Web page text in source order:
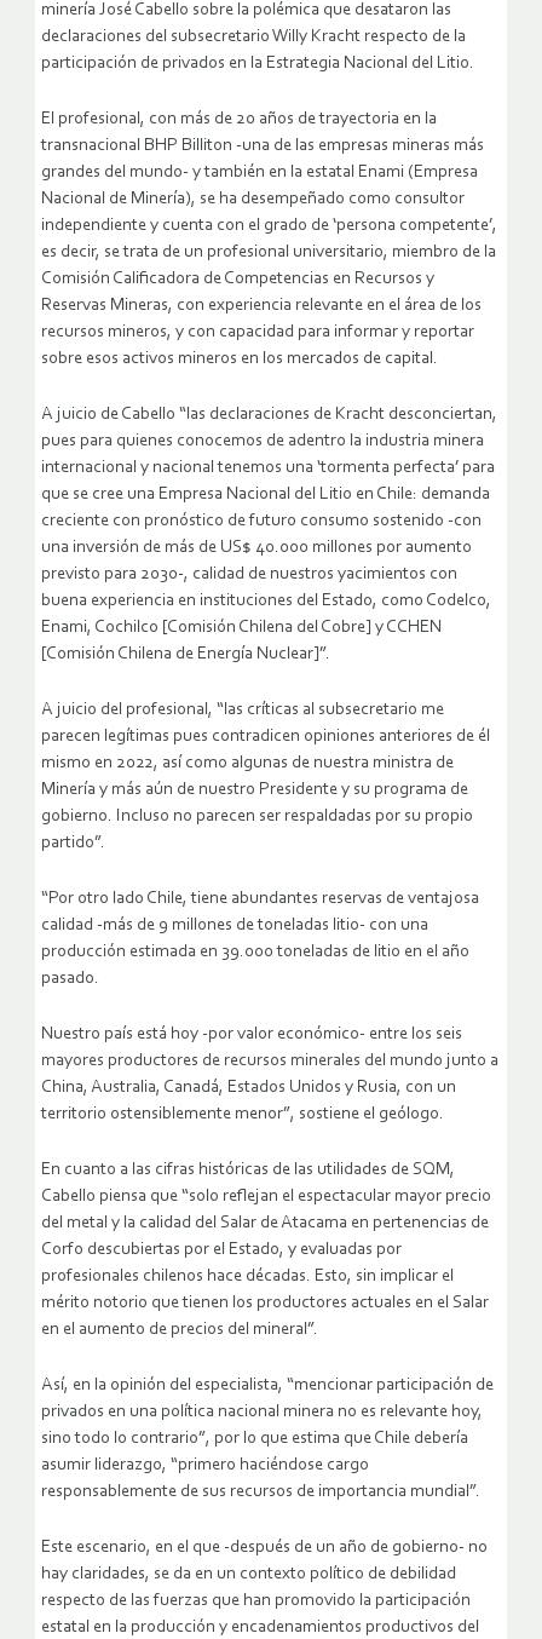
minería José Cabello sobre la polémica que desataron las
declaraciones del subsecretario Willy Kracht respecto de la
participación de privados en la Estrategia Nacional del Litio.
El profesional, con más de 20 años de trayectoria en la
transnacional BHP Billiton -una de las empresas mineras más
grandes del mundo- y también en la estatal Enami (Empresa
Nacional de Minería), se ha desempeñado como consultor
independiente y cuenta con el grado de ‘persona competente’,
es decir, se trata de un profesional universitario, miembro de la
Comisión Calificadora de Competencias en Recursos y
Reservas Mineras, con experiencia relevante en el área de los
recursos mineros, y con capacidad para informar y reportar
sobre esos activos mineros en los mercados de capital.
A juicio de Cabello “las declaraciones de Kracht desconciertan,
pues para quienes conocemos de adentro la industria minera
internacional y nacional tenemos una ‘tormenta perfecta’ para
que se cree una Empresa Nacional del Litio en Chile: demanda
creciente con pronóstico de futuro consumo sostenido -con
una inversión de más de US$ 40.000 millones por aumento
previsto para 2030-, calidad de nuestros yacimientos con
buena experiencia en instituciones del Estado, como Codelco,
Enami, Cochilco [Comisión Chilena del Cobre] y CCHEN
[Comisión Chilena de Energía Nuclear]”.
A juicio del profesional, “las críticas al subsecretario me
parecen legítimas pues contradicen opiniones anteriores de él
mismo en 2022, así como algunas de nuestra ministra de
Minería y más aún de nuestro Presidente y su programa de
gobierno. Incluso no parecen ser respaldadas por su propio
partido”.
“Por otro lado Chile, tiene abundantes reservas de ventajosa
calidad -más de 9 millones de toneladas litio- con una
producción estimada en 39.000 toneladas de litio en el año
pasado.
Nuestro país está hoy -por valor económico- entre los seis
mayores productores de recursos minerales del mundo junto a
China, Australia, Canadá, Estados Unidos y Rusia, con un
territorio ostensiblemente menor”, sostiene el geólogo.
En cuanto a las cifras históricas de las utilidades de SQM,
Cabello piensa que “solo reflejan el espectacular mayor precio
del metal y la calidad del Salar de Atacama en pertenencias de
Corfo descubiertas por el Estado, y evaluadas por
profesionales chilenos hace décadas. Esto, sin implicar el
mérito notorio que tienen los productores actuales en el Salar
en el aumento de precios del mineral”.
Así, en la opinión del especialista, “mencionar participación de
privados en una política nacional minera no es relevante hoy,
sino todo lo contrario”, por lo que estima que Chile debería
asumir liderazgo, “primero haciéndose cargo
responsablemente de sus recursos de importancia mundial”.
Este escenario, en el que -después de un año de gobierno- no
hay claridades, se da en un contexto político de debilidad
respecto de las fuerzas que han promovido la participación
estatal en la producción y encadenamientos productivos del